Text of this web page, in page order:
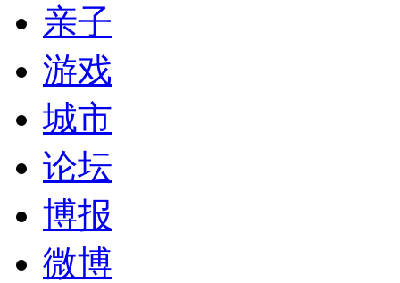
亲子
游戏
城市
论坛
博报
微博